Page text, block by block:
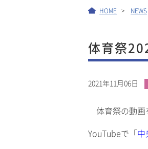
HOME NEWS
体育祭
2021年11月06日
体育祭の動画
YouTubeで「